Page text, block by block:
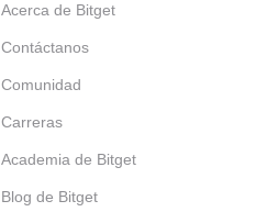
Acerca de Bitget
Contáctanos
Comunidad
Carreras
Academia de Bitget
Blog de Bitget